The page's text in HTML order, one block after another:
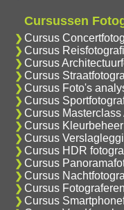
Cursussen
Cursus
Cursus
Cursus
Cursus
Cursus Foto's
Cursus
Cursus
Cursus Kleurbeheer
Cursus
Cursus HDR
Cursus
Cursus
Cursus
Cursus